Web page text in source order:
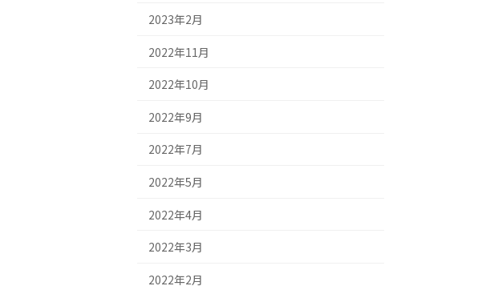
2023年2月
2022年11月
2022年10月
2022年9月
2022年7月
2022年5月
2022年4月
2022年3月
2022年2月